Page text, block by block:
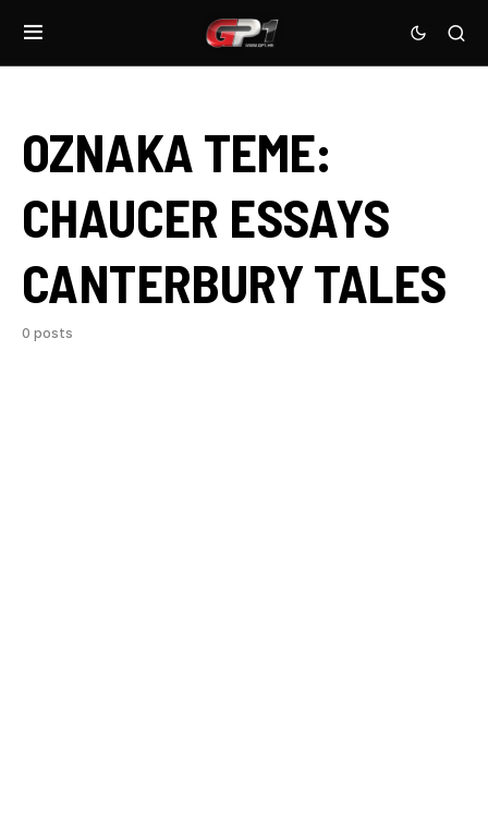
OZNAKA TEME:
CHAUCER ESSAYS
CANTERBURY TALES
0 posts